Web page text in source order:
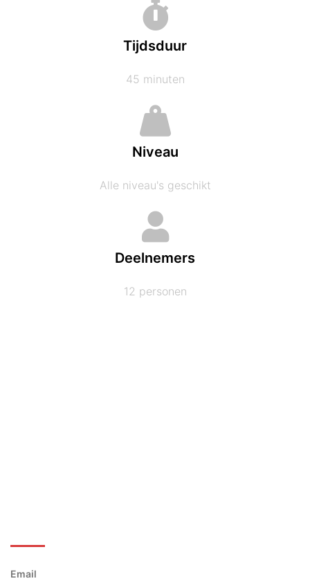
Tijdsduur
45 minuten
Niveau
Alle niveau's geschikt
Deelnemers
12 personen
Email